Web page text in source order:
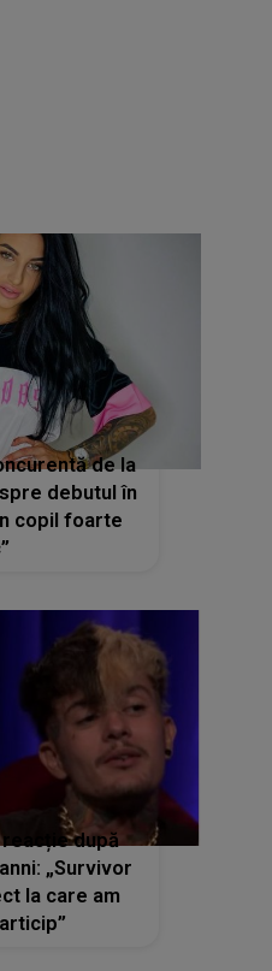
de la
debutul în
copil foarte
după
„Survivor
la care am